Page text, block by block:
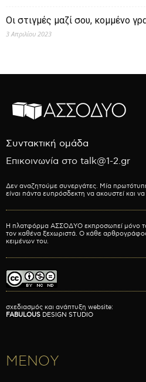
Οι στιγμές μαζί σου, κομμένο
3 Απριλίου 2023
Συντακτική ομάδα
Επικοινωνία στο talk@1-2.gr
Δεν αναζητούμε συνεργάτες. Μία
είναι πάντα ευπρόσδεκτη να ακουστεί και
Η πλατφόρμα ΑΣΣΟΔΥΟ εκπροσωπεί μόνο
τον καθένα ξεχωριστά. Ο κάθε
κειμένων του.
σχεδιασμός και ανάπτυξη website:
FABULOUS DESIGN STUDIO
ΜΕΝΟΥ